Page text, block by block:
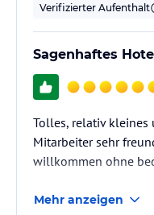
Verifizierter Aufenthalt
Sagenhaftes
Tolles, relativ
Mitarbeiter sehr
willkommen ohne
Mehr anzeigen